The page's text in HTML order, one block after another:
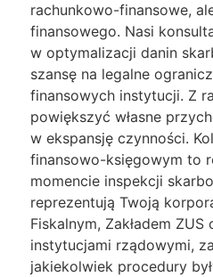
rachunkowo-finansowe,
finansowego. Nasi
w optymalizacji danin
szansę na legalne
finansowych instytucji. Z
powiększyć własne
w ekspansję czynności.
finansowo-księgowym to
momencie inspekcji
reprezentują Twoją
Fiskalnym, Zakładem
instytucjami rządowymi,
jakiekolwiek procedury